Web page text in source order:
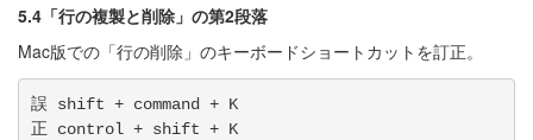
5.4「行の複製と削除」の第2段落
Mac版での「行の削除」のキーボードショートカットを訂正。
誤 shift + command + K
正 control + shift + K